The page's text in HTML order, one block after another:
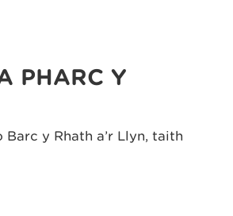
PHARC Y
y Rhath a’r Llyn, taith